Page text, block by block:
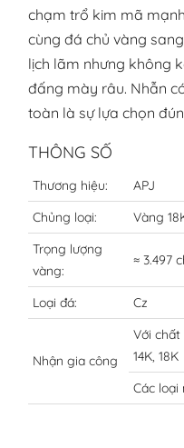
chạm trổ kim mã
cùng đá chủ vàng
lịch lãm nhưng không
đấng mày râu. Nhẫn
toàn là sự lựa chọn
THÔNG SỐ
Thương hiệu:
APJ
Chủng loại:
Vàng
Trọng lượng
vàng:
≈ 3.497
Loại đá: Cz
Nhận gia công
Với chất
14K, 18K
Các loại